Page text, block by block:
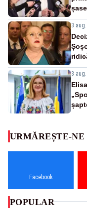
3
3
URMĂREȘTE-NE
Facebook
POPULAR